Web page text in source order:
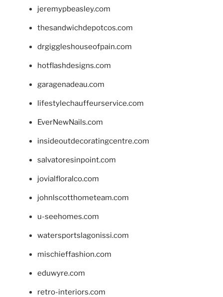
jeremypbeasley.com
thesandwichdepotcos.com
drgiggleshouseofpain.com
hotflashdesigns.com
garagenadeau.com
lifestylechauffeurservice.com
EverNewNails.com
insideoutdecoratingcentre.com
salvatoresinpoint.com
jovialfloralco.com
johnlscotthometeam.com
u-seehomes.com
watersportslagonissi.com
mischieffashion.com
eduwyre.com
retro-interiors.com